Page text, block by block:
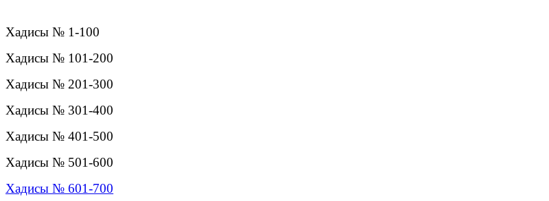
Хадисы № 1-100
Хадисы № 101-200
Хадисы № 201-300
Хадисы № 301-400
Хадисы № 401-500
Хадисы № 501-600
Хадисы № 601-700